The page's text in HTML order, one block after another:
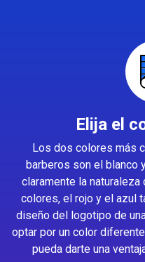
Elija el
Los dos colores más
barberos son el blanco
claramente la
colores, el rojo y el azul
diseño del logotipo de
optar por un color
pueda darte una